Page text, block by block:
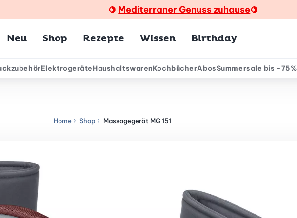
🍋 Mediterraner Genuss zuhause🍋
Neu Shop Rezepte Wissen Birthday
ElektrogeräteHaushaltswarenKochbücherAbosSummersale bis -75%
Home Shop Massagegerät MG 151